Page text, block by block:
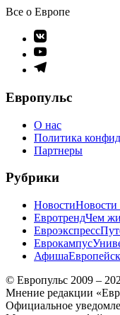
Все о Европе
Элемент
меню
Элемент
меню
Элемент
Европульс
О нас
Политика
Партнеры
Рубрики
Новости
ЕвротрендЧем
Евроэкспресс
Еврокампус
Афиша
© Европульс 2009 –
Мнение редакции
Официальное